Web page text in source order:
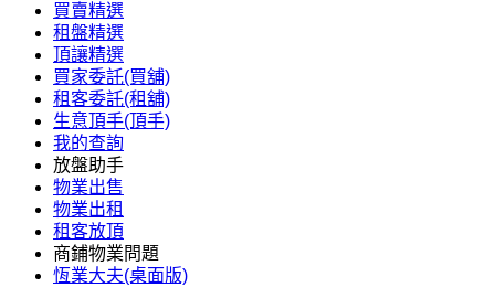
買賣精選
租盤精選
頂讓精選
買家委託(買舖)
租客委託(租舖)
生意頂手(頂手)
我的查詢
放盤助手
物業出售
物業出租
租客放頂
商鋪物業問題
恆業大夫(桌面版)